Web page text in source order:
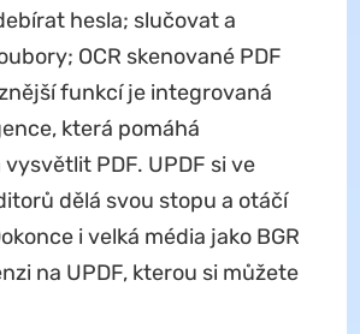
hesla; slučovat a
OCR skenované PDF
funkcí je integrovaná
která pomáhá
PDF. UPDF si ve
dělá svou stopu a otáčí
i velká média jako BGR
na UPDF, kterou si můžete